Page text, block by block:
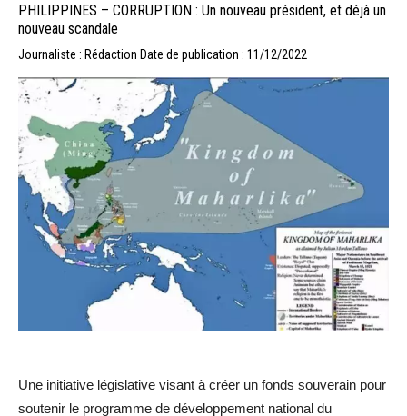
PHILIPPINES – CORRUPTION : Un nouveau président, et déjà un
nouveau scandale
Journaliste : Rédaction Date de publication : 11/12/2022
Une initiative législative visant à créer un fonds souverain pour
soutenir le programme de développement national du